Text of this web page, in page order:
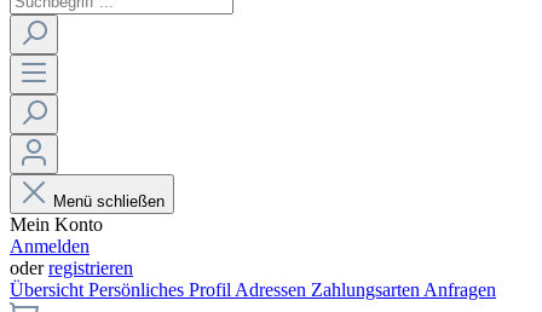
Menü schließen
Mein Konto
Anmelden
oderregistrieren
Übersicht Persönliches Profil Adressen Zahlungsarten Anfragen